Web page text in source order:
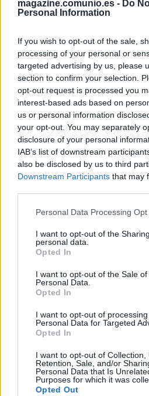
magazine.comunio.es - Do
Personal Information
If you wish to opt-out of the sale,
processing of your personal or
targeted advertising by us, please
section to confirm your selection.
opt-out request is processed you
interest-based ads based on
us or personal information
your opt-out. You may separately
disclosure of your personal
IAB’s list of downstream
also be disclosed by us to third
Downstream Participants that may
Please note that this website/app
not limited to your visit or usage
grant or deny consent to Google
use your data for below specified
consent section.
Personal Data Processing
I want to opt-out of the
personal data.
Opted In
I want to opt-out of the Sale of
Personal Data.
Opted In
I want to opt-out of
Personal Data for Targeted
Opted In
I want to opt-out of Collection,
Retention, Sale, and/or
Personal Data that Is
Purposes for which it was
Opted Out
Villarreal y Getafe se enfrentan
16:15 horas. ¿Quién jugará en
posibles alineaciones del
Villarreal
Posible alineación: Asenjo –
Pau Torres (Albiol), Estupiñán
Moi Gómez, Yéremi (Chukwueze)
Estos jugadores son baja :
Estos jugadores son duda:
Alcácer, Rubén Peña.
tras el partido de Europa League
puede dar descanso a casi todo
dudas en algunas posiciones por
Emery decida no arriesgar con la
alineando en ese puesto a Funes
total seguridad.
Ander
parcial